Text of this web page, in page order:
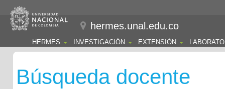
hermes.unal.edu.co
HERMES INVESTIGACIÓN EXTENSIÓN
Búsqueda docente